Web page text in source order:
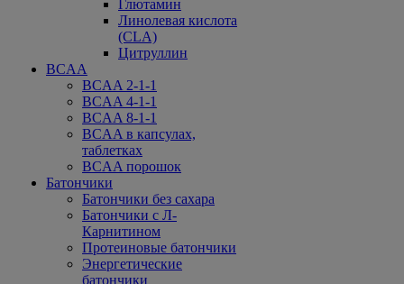
Глютамин
Линолевая кислота
(CLA)
Цитруллин
BCAA
BCAA 2-1-1
BCAA 4-1-1
BCAA 8-1-1
BCAA в капсулах,
таблетках
BCAA порошок
Батончики
Батончики без сахара
Батончики с Л-
Карнитином
Протеиновые батончики
Энергетические
батончики